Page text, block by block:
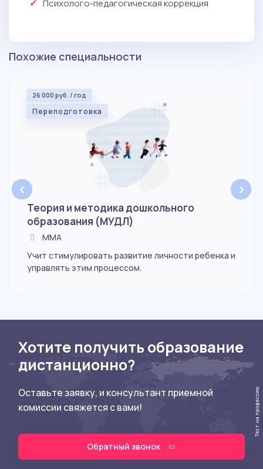
Психолого-педагогическая коррекция
Похожие специальности
‹
26 000 руб. / год
Переподготовка
Теория и методика дошкольного
образования (МУДЛ)
ММА
Учит стимулировать развитие личности ребенка и
управлять этим процессом.
›
Хотите получить образование
дистанционно?
Оставьте заявку, и консультант приемной
комиссии свяжется с вами!
Обратный звонок
Тест на профессию